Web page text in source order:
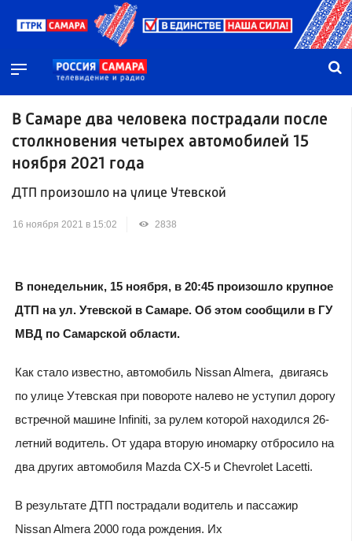
В Самаре два человека пострадали после
столкновения четырех автомобилей 15
ноября 2021 года
ДТП произошло на улице Утевской
16 ноября 2021 в 15:02 2838
В понедельник, 15 ноября, в 20:45 произошло крупное
ДТП на ул. Утевской в Самаре. Об этом сообщили в ГУ
МВД по Самарской области.
Как стало известно, автомобиль Nissan Almera, двигаясь
по улице Утевская при повороте налево не уступил дорогу
встречной машине Infiniti, за рулем которой находился 26-
летний водитель. От удара вторую иномарку отбросило на
два других автомобиля Mazda CX-5 и Chevrolet Lacetti.
В результате ДТП пострадали водитель и пассажир
Nissan Almera 2000 года рождения. Их